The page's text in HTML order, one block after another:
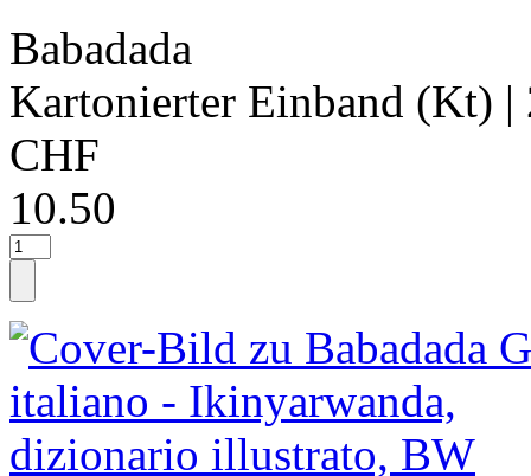
Babadada
Kartonierter Einband (Kt) |
CHF
10.50